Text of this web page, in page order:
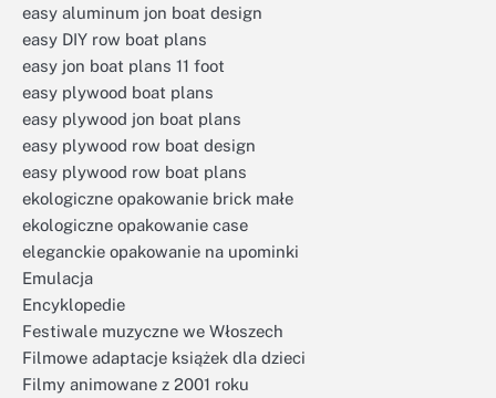
easy aluminum jon boat design
easy DIY row boat plans
easy jon boat plans 11 foot
easy plywood boat plans
easy plywood jon boat plans
easy plywood row boat design
easy plywood row boat plans
ekologiczne opakowanie brick małe
ekologiczne opakowanie case
eleganckie opakowanie na upominki
Emulacja
Encyklopedie
Festiwale muzyczne we Włoszech
Filmowe adaptacje książek dla dzieci
Filmy animowane z 2001 roku